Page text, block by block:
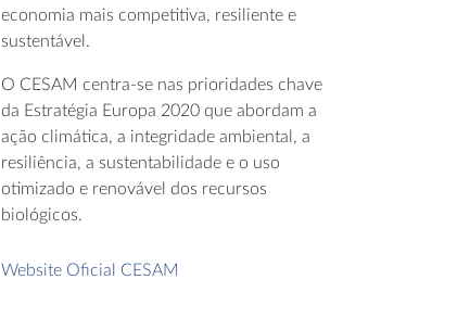
economia mais competitiva, resiliente e
sustentável.
O CESAM centra-se nas prioridades chave
da Estratégia Europa 2020 que abordam a
ação climática, a integridade ambiental, a
resiliência, a sustentabilidade e o uso
otimizado e renovável dos recursos
biológicos.
Website Oficial CESAM